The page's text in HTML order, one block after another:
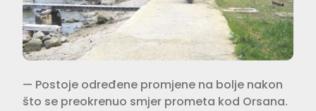
— Postoje određene promjene na bolje nakon
što se preokrenuo smjer prometa kod Orsana.